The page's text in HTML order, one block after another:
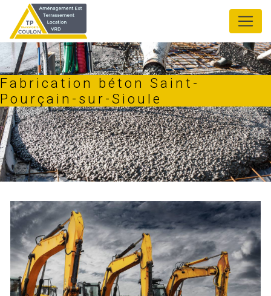
Fabrication béton Saint-
Pourçain-sur-Sioule
Panneau de gestion des cookies